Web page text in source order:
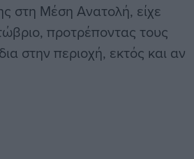
στη Μέση Ανατολή, είχε
προτρέποντας τους
στην περιοχή, εκτός και αν